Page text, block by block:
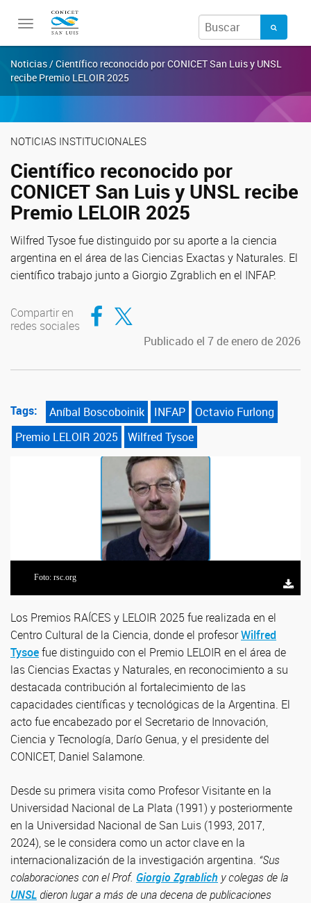
Toggle
Noticias / Científico reconocido por CONICET San Luis y UNSL
recibe Premio LELOIR 2025
NOTICIAS INSTITUCIONALES
Científico reconocido por
CONICET San Luis y UNSL recibe
Premio LELOIR 2025
Wilfred Tysoe fue distinguido por su aporte a la ciencia
argentina en el área de las Ciencias Exactas y Naturales. El
científico trabajo junto a Giorgio Zgrablich en el INFAP.
Compartir en
redes sociales
Compartir en Facebook
Compartir en Twitter
Publicado el 7 de enero de 2026
Tags: Aníbal Boscoboinik INFAP
Octavio Furlong
Premio LELOIR 2025
Wilfred Tysoe
Foto: rsc.org
Foto: Jefatura de Gabinete de Ministros
Foto: Jefatura de Gabinete de Ministros
Foto: Jefatura de Gabinete de Ministros
Los Premios RAÍCES y LELOIR 2025 fue realizada en el
Centro Cultural de la Ciencia, donde el profesorWilfred
Tysoefue distinguido con el Premio LELOIR en el área de
las Ciencias Exactas y Naturales, en reconocimiento a su
destacada contribución al fortalecimiento de las
capacidades científicas y tecnológicas de la Argentina. El
acto fue encabezado por el Secretario de Innovación,
Ciencia y Tecnología, Darío Genua, y el presidente del
CONICET, Daniel Salamone.
Desde su primera visita como Profesor Visitante en la
Universidad Nacional de La Plata (1991) y posteriormente
en la Universidad Nacional de San Luis (1993, 2017,
2024), se le considera como un actor clave en la
internacionalización de la investigación argentina. “Sus
colaboraciones con el Prof. Giorgio Zgrablich y colegas de la
UNSL dieron lugar a más de una decena de publicaciones